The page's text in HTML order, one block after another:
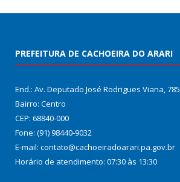
PREFEITURA DE CACHOEIRA DO ARARI
End.: Av. Deputado José Rodrigues Viana, 785
Bairro: Centro
CEP: 68840-000
Fone: (91) 98440-9032
E-mail: contato@cachoeiradoarari.pa.gov.br
Horário de atendimento: 07:30 às 13:30